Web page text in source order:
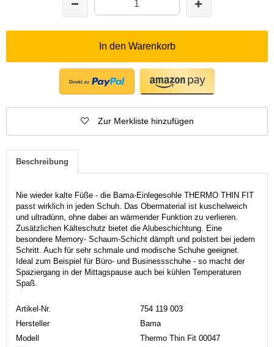
In den Warenkorb
Zur Merkliste hinzufügen
Beschreibung
Nie wieder kalte Füße - die Bama-Einlegesohle THERMO THIN FIT
passt wirklich in jeden Schuh. Das Obermaterial ist kuschelweich
und ultradünn, ohne dabei an wärmender Funktion zu verlieren.
Zusätzlichen Kälteschutz bietet die Alubeschichtung. Eine
besondere Memory- Schaum-Schicht dämpft und polstert bei jedem
Schritt. Auch für sehr schmale und modische Schuhe geeignet.
Ideal zum Beispiel für Büro- und Businessschuhe - so macht der
Spaziergang in der Mittagspause auch bei kühlen Temperaturen
Spaß.
Artikel-Nr.
754 119 003
Hersteller
Bama
Modell
Thermo Thin Fit 00047